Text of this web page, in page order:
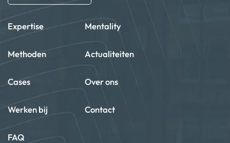
Expertise Mentality
Methoden Actualiteiten
Cases Over ons
Werken bij Contact
FAQ